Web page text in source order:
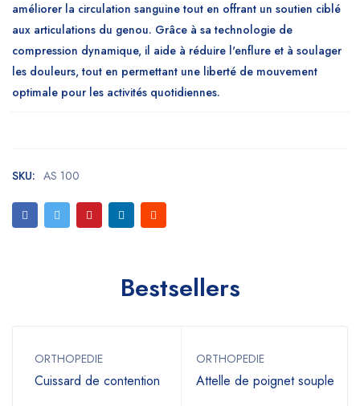
améliorer la circulation sanguine tout en offrant un soutien ciblé
aux articulations du genou. Grâce à sa technologie de
compression dynamique, il aide à réduire l'enflure et à soulager
les douleurs, tout en permettant une liberté de mouvement
optimale pour les activités quotidiennes.
SKU: AS 100
Bestsellers
ORTHOPEDIE
Cuissard de contention
ORTHOPEDIE
Attelle de poignet souple